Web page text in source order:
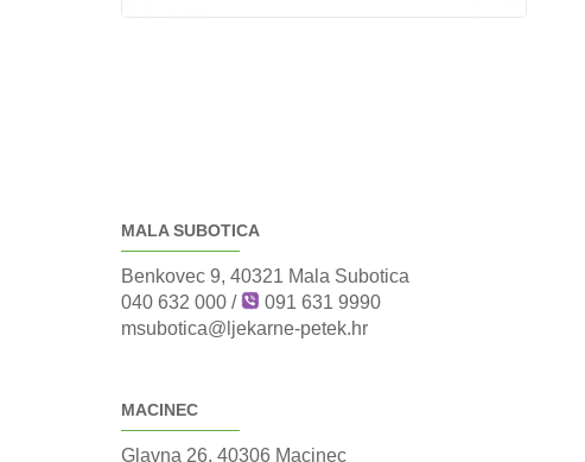
MALA SUBOTICA
Benkovec 9, 40321 Mala Subotica
040 632 000 /
091 631 9990
msubotica@ljekarne-petek.hr
MACINEC
Glavna 26, 40306 Macinec